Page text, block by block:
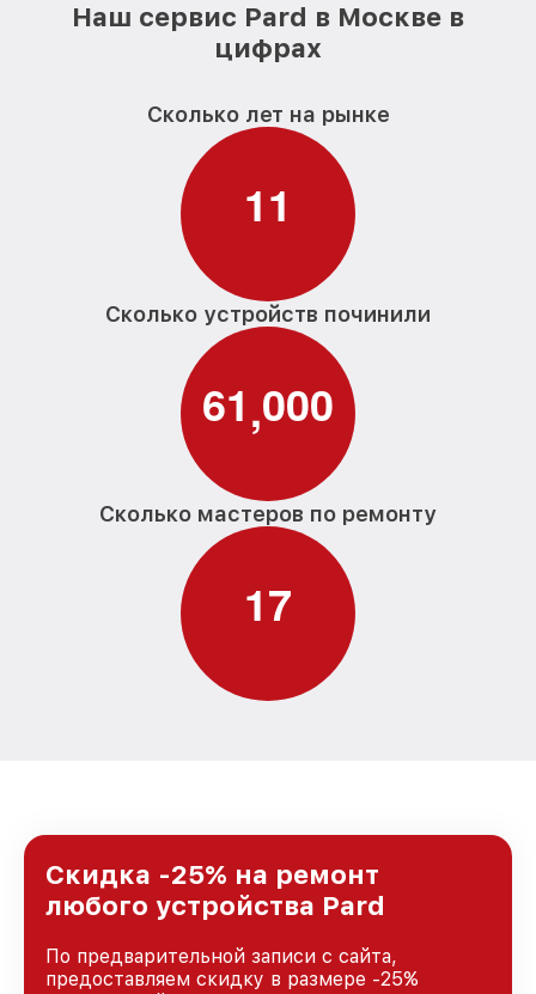
Наш сервис Pard в Москве в
цифрах
Сколько лет на рынке
11
Сколько устройств починили
61,000
Сколько мастеров по ремонту
17
Скидка -25% на ремонт
любого устройства Pard
По предварительной записи с сайта,
предоставляем скидку в размере -25%